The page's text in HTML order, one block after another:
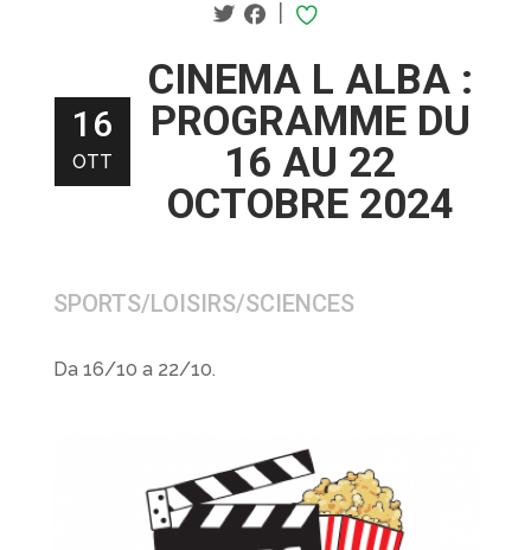
|
16
OTT
CINEMA L ALBA :
PROGRAMME DU
16 AU 22
OCTOBRE 2024
SPORTS/LOISIRS/SCIENCES
Da 16/10 a 22/10.